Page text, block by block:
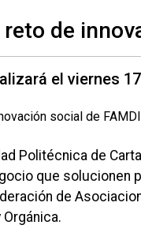
de
el viernes 17
Politécnica de
que solucionen
de